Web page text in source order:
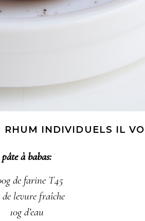
RHUM INDIVIDUELS IL
à babas:
de farine T45
de levure fraîche
10g d’eau